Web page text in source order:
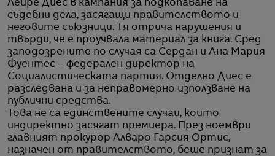
Лейре Диес в кампания за подкопаване на
съдебни дела, засягащи правителството и
неговите съюзници. Тя отрича нарушения и
твърди, че е проучвала материал за книга. Сред
заподозрените по случая са Сердан и Ана Мария
Фуентес – федерален директор на
Социалистическата партия. Отделно Диес е
разследвана и за неправомерно използване на
публични средства.
Това не са единствените случаи, които
индиректно засягат премиера. През ноември
главният прокурор Алваро Гарсия Ортис,
назначен от правителството, беше признат за